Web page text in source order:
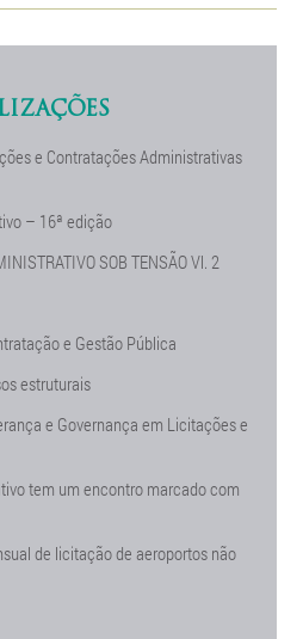
e Contratações Administrativas
– 16ª edição
SOB TENSÃO Vl. 2
e Gestão Pública
estruturais
e Governança em Licitações e
tem um encontro marcado com
de licitação de aeroportos não